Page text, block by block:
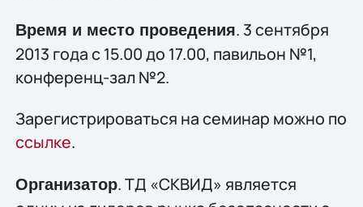
Время и место проведения. 3 сентября
2013 года с 15.00 до 17.00, павильон №1,
конференц-зал №2.
Зарегистрироваться на семинар можно по
ссылке.
Организатор. ТД «СКВИД» является